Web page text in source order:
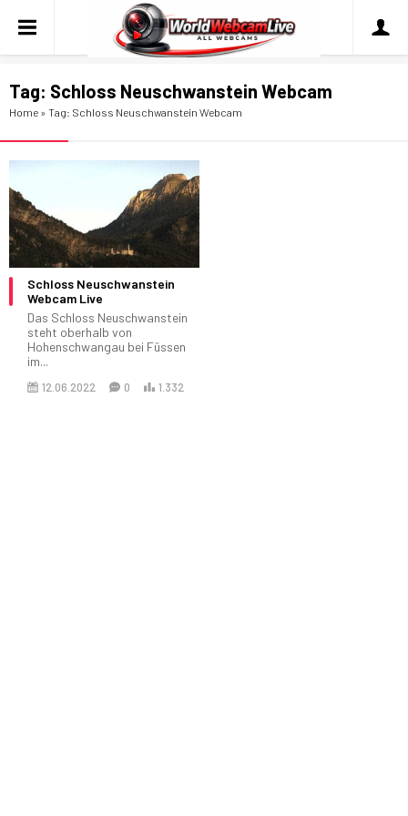
Tag: Schloss Neuschwanstein Webcam
Home » Tag: Schloss Neuschwanstein Webcam
Schloss Neuschwanstein
Webcam Live
Das Schloss Neuschwanstein
steht oberhalb von
Hohenschwangau bei Füssen
im...
12.06.2022 0 1.332